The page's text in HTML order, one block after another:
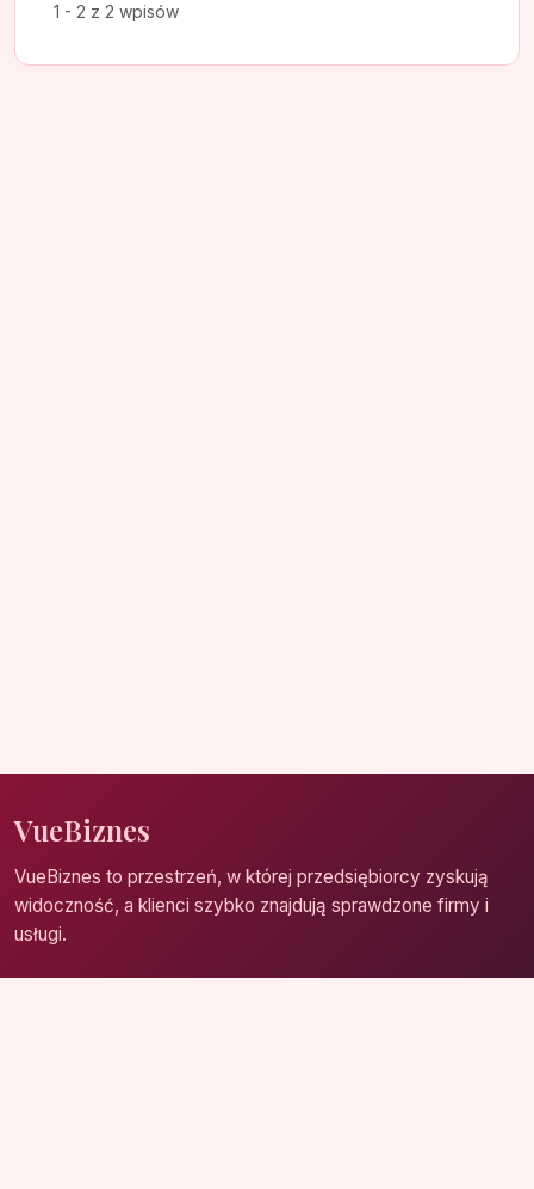
1 - 2 z 2 wpisów
VueBiznes
VueBiznes to przestrzeń, w której przedsiębiorcy zyskują
widoczność, a klienci szybko znajdują sprawdzone firmy i
usługi.